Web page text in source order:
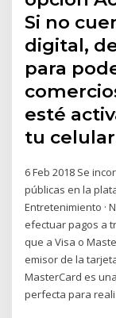
Si no
digital,
para
esté
tu
6 Feb 2018 Se
públicas en la
Entretenimiento ·
efectuar pagos a
que a Visa o
emisor de la
MasterCard es
perfecta para